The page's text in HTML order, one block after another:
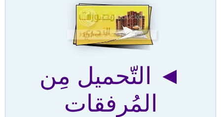
◄ التّحميل مِن
المُرفقات